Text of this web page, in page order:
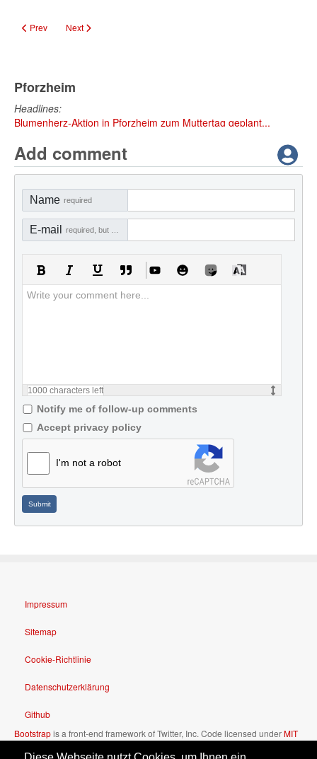
Previous article: Schulsozialarbeit im Enzkreis: Unterstützung für Schüler
Prev Next article: Ispringen plant Neubaugebiet „Weglanden“ für
Next
Pforzheim
Headlines:
Blumenherz-Aktion in Pforzheim zum Muttertag geplant...
Add comment
Name required
E-mail
1000 characters left
Notify me of follow-up comments
Accept privacy policy
I'm not a robot
Submit
Impressum
Sitemap
Cookie-Richtlinie
Datenschutzerklärung
Github
Bootstrapis a front-end framework of Twitter, Inc. Code licensed underMIT